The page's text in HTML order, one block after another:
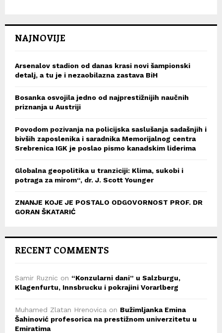
NAJNOVIJE
Arsenalov stadion od danas krasi novi šampionski
detalj, a tu je i nezaobilazna zastava BiH
Bosanka osvojila jedno od najprestižnijih naučnih
priznanja u Austriji
Povodom pozivanja na policijska saslušanja sadašnjih i
bivših zaposlenika i saradnika Memorijalnog centra
Srebrenica IGK je poslao pismo kanadskim liderima
Globalna geopolitika u tranziciji: Klima, sukobi i
potraga za mirom“, dr. J. Scott Younger
ZNANJE KOJE JE POSTALO ODGOVORNOST PROF. DR
GORAN ŠKATARIĆ
RECENT COMMENTS
Samir Ruznic on “Konzularni dani” u Salzburgu,
Klagenfurtu, Innsbrucku i pokrajini Vorarlberg
Muhamed Zlatan Hrenovica on Bužimljanka Emina
Šahinović profesorica na prestižnom univerzitetu u
Emiratima